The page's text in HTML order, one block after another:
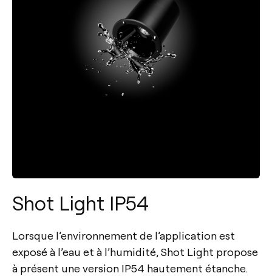
Shot Light IP54
Lorsque l’environnement de l’application est
exposé à l’eau et à l’humidité, Shot Light propose
à présent une version IP54 hautement étanche.